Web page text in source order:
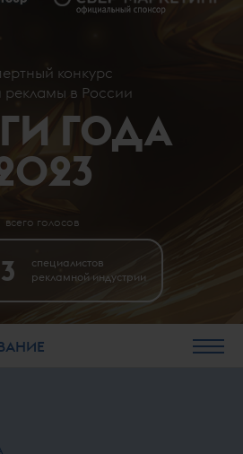
конкурс
рекламы в России
ГОДА
всего голосов
специалистов
рекламной индустрии